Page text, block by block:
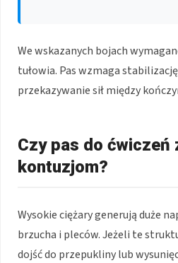
We wskazanych bojach
tułowia. Pas wzmaga
przekazywanie sił między
Czy pas do ćwiczeń
kontuzjom?
Wysokie ciężary generują duże
brzucha i pleców. Jeżeli te
dojść do przepukliny lub